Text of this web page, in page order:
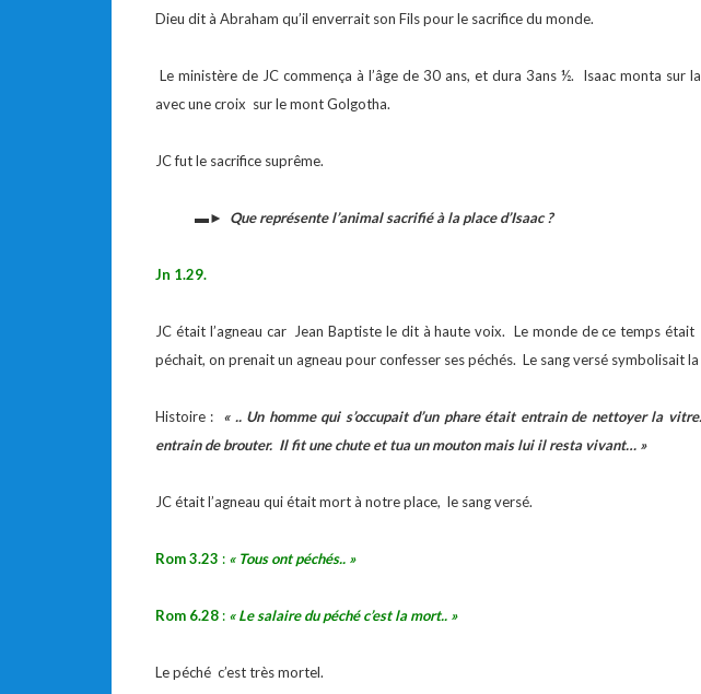
Dieu dit à Abraham qu’il enverrait son Fils pour le sacrifice du monde.
Le ministère de JC commença à l’âge de 30 ans, et dura 3ans ½. Isaac monta sur
avec une croix sur le mont Golgotha.
JC fut le sacrifice suprême.
▬► Que représente l’animal sacrifié à la place d’Isaac ?
Jn 1.29.
JC était l’agneau car Jean Baptiste le dit à haute voix. Le monde de ce temps
péchait, on prenait un agneau pour confesser ses péchés. Le sang versé symbolisait
Histoire : « .. Un homme qui s’occupait d’un phare était entrain de nettoyer la
entrain de brouter. Il fit une chute et tua un mouton mais lui il resta vivant… »
JC était l’agneau qui était mort à notre place, le sang versé.
Rom 3.23 : « Tous ont péchés.. »
Rom 6.28 : « Le salaire du péché c’est la mort.. »
Le péché c’est très mortel.